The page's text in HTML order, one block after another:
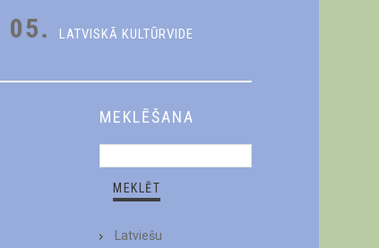
05. LATVISKĀ KULTŪRVIDE
MEKLĒŠANA
Latviešu